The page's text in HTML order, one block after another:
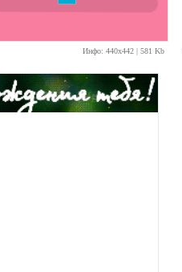
Инфо: 440х442 | 581 Kb